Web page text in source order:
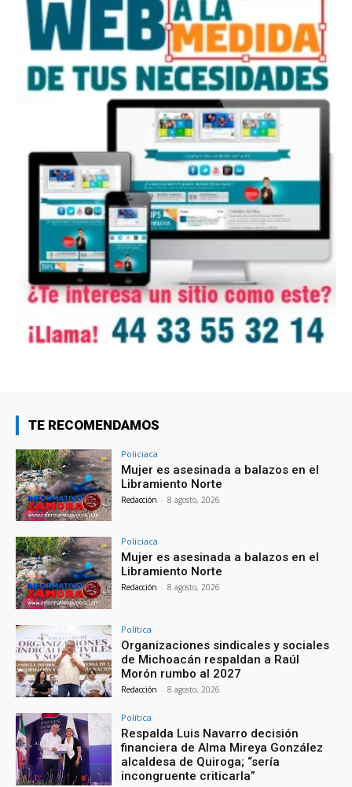
TE RECOMENDAMOS
Policiaca
Mujer es asesinada a balazos en el
Libramiento Norte
Redacción - 8 agosto, 2026
Policiaca
Mujer es asesinada a balazos en el
Libramiento Norte
Redacción - 8 agosto, 2026
Política
Organizaciones sindicales y sociales
de Michoacán respaldan a Raúl
Morón rumbo al 2027
Redacción - 8 agosto, 2026
Política
Respalda Luis Navarro decisión
financiera de Alma Mireya González
alcaldesa de Quiroga; “sería
incongruente criticarla”